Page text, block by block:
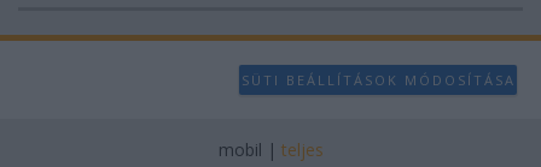
SÜTI BEÁLLÍTÁSOK MÓDOSÍTÁSA
mobil | teljes